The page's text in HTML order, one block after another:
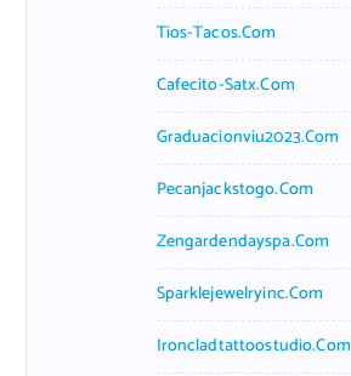
Tios-Tacos.com
Cafecito-Satx.com
Graduacionviu2023.com
Pecanjackstogo.com
Zengardendayspa.com
Sparklejewelryinc.com
Ironcladtattoostudio.com